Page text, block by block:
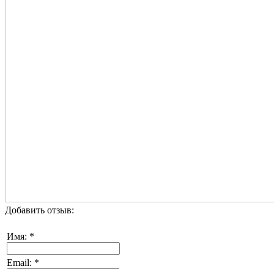
Добавить отзыв:
Имя: *
Email: *